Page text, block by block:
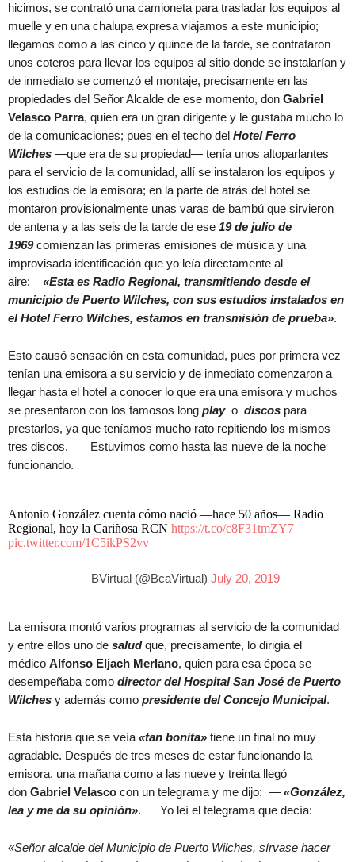
hicimos, se contrató una camioneta para trasladar los equipos al
muelle y en una chalupa expresa viajamos a este municipio;
llegamos como a las cinco y quince de la tarde, se contrataron
unos coteros para llevar los equipos al sitio donde se instalarían y
de inmediato se comenzó el montaje, precisamente en las
propiedades del Señor Alcalde de ese momento, don Gabriel
Velasco Parra, quien era un gran dirigente y le gustaba mucho lo
de la comunicaciones; pues en el techo del Hotel Ferro
Wilches —que era de su propiedad— tenía unos altoparlantes
para el servicio de la comunidad, allí se instalaron los equipos y
los estudios de la emisora; en la parte de atrás del hotel se
montaron provisionalmente unas varas de bambú que sirvieron
de antena y a las seis de la tarde de ese 19 de julio de
1969comienzan las primeras emisiones de música y una
improvisada identificación que yo leía directamente al
aire: «Esta es Radio Regional, transmitiendo desde el
municipio de Puerto Wilches, con sus estudios instalados en
el Hotel Ferro Wilches, estamos en transmisión de prueba».
Esto causó sensación en esta comunidad, pues por primera vez
tenían una emisora a su servicio y de inmediato comenzaron a
llegar hasta el hotel a conocer lo que era una emisora y muchos
se presentaron con los famosos long playo discos para
prestarlos, ya que teníamos mucho rato repitiendo los mismos
tres discos. Estuvimos como hasta las nueve de la noche
funcionando.
Antonio González cuenta cómo nació —hace 50 años— Radio
Regional, hoy la Cariñosa RCN https://t.co/c8F31tmZY7
pic.twitter.com/1C5ikPS2vv
— BVirtual (@BcaVirtual) July 20, 2019
La emisora montó varios programas al servicio de la comunidad
y entre ellos uno de saludque, precisamente, lo dirigía el
médico Alfonso Eljach Merlano, quien para esa época se
desempeñaba como director del Hospital San José de Puerto
Wilches y además como presidente del Concejo Municipal.
Esta historia que se veía «tan bonita» tiene un final no muy
agradable. Después de tres meses de estar funcionando la
emisora, una mañana como a las nueve y treinta llegó
don Gabriel Velasco con un telegrama y me dijo: — «González,
lea y me da su opinión». Yo leí el telegrama que decía:
«Señor alcalde del Municipio de Puerto Wilches, sírvase hacer